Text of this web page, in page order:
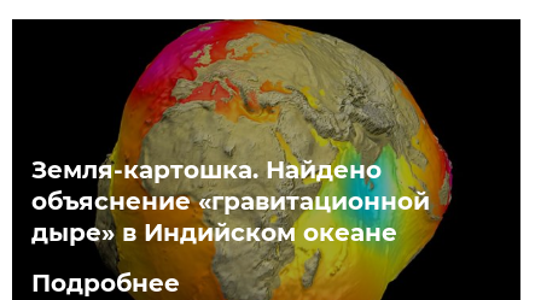
Земля-картошка. Найдено
объяснение «гравитационной
дыре» в Индийском океане
Подробнее